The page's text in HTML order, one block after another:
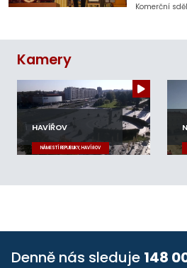
Komerční
Kamery
HAVÍŘOV
NÁMĚSTÍ REPUBLIKY, HAVÍŘOV
Denně nás sleduje 148